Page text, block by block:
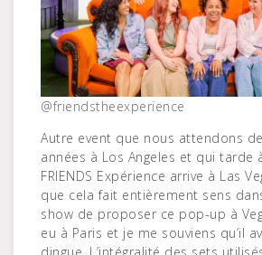
@friendstheexperience
Autre event que nous attendons
années à Los Angeles et qui tarde
FRIENDS Expérience arrive à Las
que cela fait entièrement sens
show de proposer ce pop-up à
eu à Paris et je me souviens qu’il